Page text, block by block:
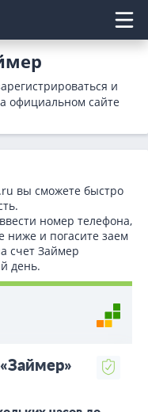
и
официальном сайте
на карту
0% на срок до 180
кабинете Займер и
вы сможете быстро
номер телефона,
и погасите заем
счет Займер
день.